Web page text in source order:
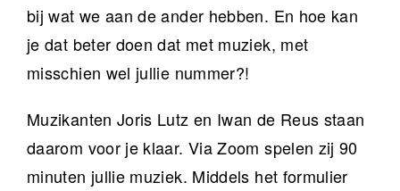
bij wat we aan de ander hebben. En hoe kan
je dat beter doen dat met muziek, met
misschien wel jullie nummer?!
Muzikanten Joris Lutz en Iwan de Reus staan
daarom voor je klaar. Via Zoom spelen zij 90
minuten jullie muziek. Middels het formulier